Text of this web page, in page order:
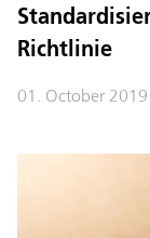
Richtlinie
01. October 2019